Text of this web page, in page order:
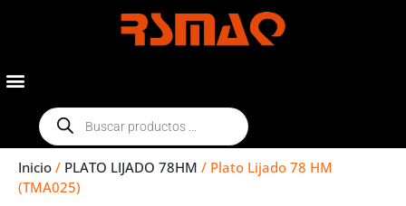
Inicio / PLATO LIJADO 78HM / Plato Lijado 78 HM
(TMA025)